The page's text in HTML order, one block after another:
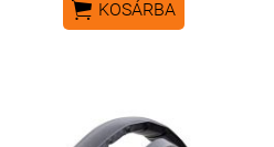
 KOSÁRBA